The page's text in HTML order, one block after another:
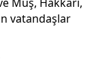
vatandaşlar